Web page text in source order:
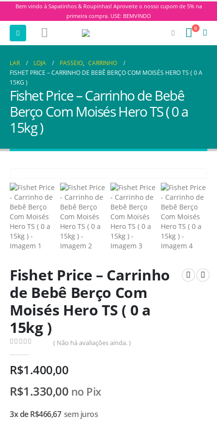
Bem vindo à Sapatinhos & Roupinhas! Aproveite o nosso cupom de 5% na
primeira compra. USE: BEMVINDO
0
LAR LOJA PASSEIO, CARRINHO
FISHET PRICE – CARRINHO DE BEBÊ BERÇO COM MOISÉS HERO TS ( 0 A
15KG )
Fishet Price – Carrinho de Bebê
Berço Com Moisés Hero TS ( 0 a
15kg )
Fishet Price – Carrinho
de Bebê Berço Com
Moisés Hero TS ( 0 a
15kg )
( Não há avaliações ainda. )
R$1.400,00
R$1.330,00 no Pix
3x deR$466,67 sem juros